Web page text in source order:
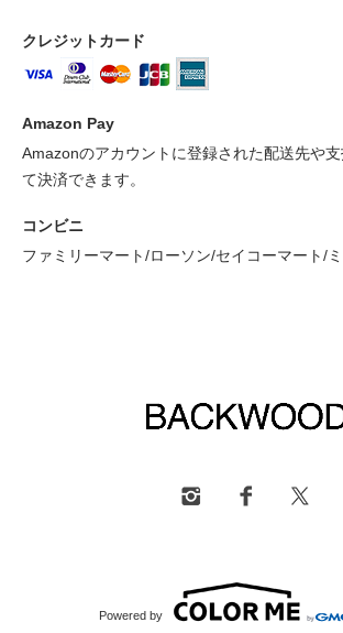
クレジットカード
Amazon Pay
Amazonのアカウントに登録された配送先や
て決済できます。
コンビニ
ファミリーマート/ローソン/セイコーマート/
Powered by